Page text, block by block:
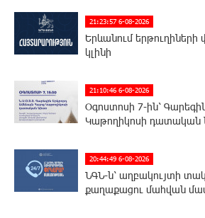
21:23:57 6-08-2026
Երևանում երթուղիների
կլինի
21:10:46 6-08-2026
Օգոստոսի 7-ին՝
Կաթողիկոսի դատական
20:44:49 6-08-2026
ՆԳՆ-ն՝ աղբակույտի
քաղաքացու մահվան